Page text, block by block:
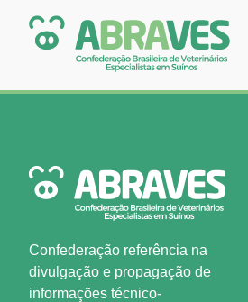
Confederação referência na
divulgação e propagação de
informações técnico-